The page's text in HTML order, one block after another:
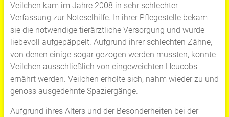
Veilchen kam im Jahre 2008 in sehr schlechter
Verfassung zur Noteselhilfe. In ihrer Pflegestelle bekam
sie die notwendige tierärztliche Versorgung und wurde
liebevoll aufgepäppelt. Aufgrund ihrer schlechten Zähne,
von denen einige sogar gezogen werden mussten, konnte
Veilchen ausschließlich von eingeweichten Heucobs
ernährt werden. Veilchen erholte sich, nahm wieder zu und
genoss ausgedehnte Spaziergänge.
Aufgrund ihres Alters und der Besonderheiten bei der